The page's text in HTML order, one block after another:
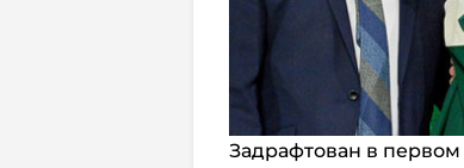
Задрафтован в первом